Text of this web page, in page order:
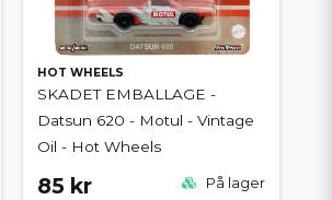
HOT WHEELS
SKADET EMBALLAGE -
Datsun 620 - Motul - Vintage
Oil - Hot Wheels
85 kr På lager